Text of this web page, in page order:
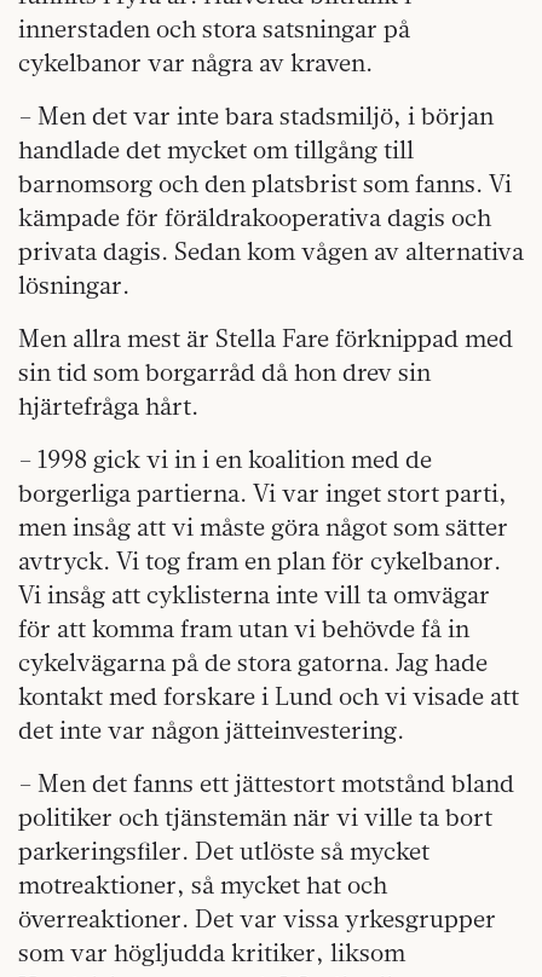
innerstaden och stora satsningar på
cykelbanor var några av kraven.
– Men det var inte bara stadsmiljö, i början
handlade det mycket om tillgång till
barnomsorg och den platsbrist som fanns. Vi
kämpade för föräldrakooperativa dagis och
privata dagis. Sedan kom vågen av alternativa
lösningar.
Men allra mest är Stella Fare förknippad med
sin tid som borgarråd då hon drev sin
hjärtefråga hårt.
– 1998 gick vi in i en koalition med de
borgerliga partierna. Vi var inget stort parti,
men insåg att vi måste göra något som sätter
avtryck. Vi tog fram en plan för cykelbanor.
Vi insåg att cyklisterna inte vill ta omvägar
för att komma fram utan vi behövde få in
cykelvägarna på de stora gatorna. Jag hade
kontakt med forskare i Lund och vi visade att
det inte var någon jätteinve­stering.
– Men det fanns ett jättestort motstånd bland
politiker och tjänstemän när vi ville ta bort
parkeringsfiler. Det utlöste så mycket
motreaktioner, så mycket hat och
överreaktioner. Det var vissa yrkesgrupper
som var högljudda kritiker, liksom